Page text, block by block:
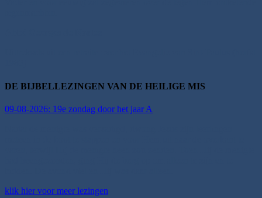
DE BIJBELLEZINGEN VAN DE HEILIGE MIS
09-08-2026: 19e zondag door het jaar A
klik hier voor meer lezingen